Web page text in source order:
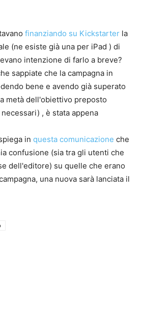
finanziando su Kickstarter la
(ne esiste già una per iPad ) di
intenzione di farlo a breve?
sappiate che la campagna in
bene e avendo già superato
metà dell'obiettivo preposto
, è stata appena
in questa comunicazione che
confusione (sia tra gli utenti che
dell'editore) su quelle che erano
una nuova sarà lanciata il